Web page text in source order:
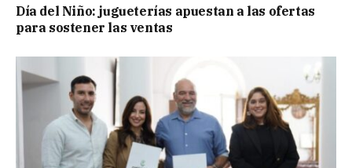
Día del Niño: jugueterías apuestan a las ofertas
para sostener las ventas